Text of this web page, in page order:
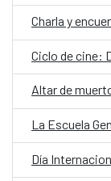
Charla y
Ciclo de cine:
La Escuela